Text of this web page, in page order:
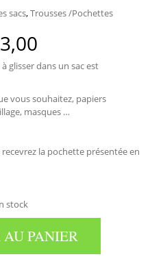
sacs,Trousses /Pochettes
glisser dans un sac est
vous souhaitez, papiers
masques …
recevrez la pochette présentée en
stock
PANIER